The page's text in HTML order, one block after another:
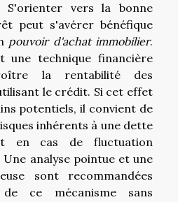
S'orienter vers la bonne
peut s'avérer bénéfique
pouvoir d'achat immobilier.
une technique financière
la rentabilité des
le crédit. Si cet effet
potentiels, il convient de
inhérents à une dette
en cas de fluctuation
analyse pointue et une
sont recommandées
ce mécanisme sans